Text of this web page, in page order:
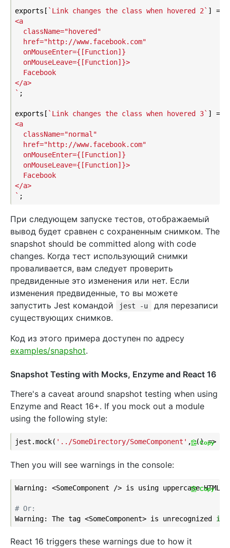
exports[ `Link changes the class when hovered 2` ] =
<a
  className="hovered"
  href="http://www.facebook.com"
  onMouseEnter={[Function]}
  onMouseLeave={[Function]}>
  Facebook
</a>
` ;
exports[ `Link changes the class when hovered 3` ] =
<a
  className="normal"
  href="http://www.facebook.com"
  onMouseEnter={[Function]}
  onMouseLeave={[Function]}>
  Facebook
</a>
`
При следующем запуске тестов, отображаемый
вывод будет сравнен с сохраненным снимком. The
snapshot should be committed along with code
changes. Когда тест использующий снимки
проваливается, вам следует проверить
предвиденные это изменения или нет. Если
изменения предвиденные, то вы можете
запустить Jest командой
jest -u
для перезаписи
существующих снимков.
Код из этого примера доступен по адресу
examples/snapshot.
Snapshot Testing with Mocks, Enzyme and React 16
There's a caveat around snapshot testing when using
Enzyme and React 16+. If you mock out a module
using the following style:
jest.mock( '../SomeDirectory/SomeComponent' , () =>
Copy
Then you will see warnings in the console:
Warning: <SomeComponent /> is using uppercase
# Or:
Warning: The tag <SomeComponent> is unrecognized in
Copy
React 16 triggers these warnings due to how it